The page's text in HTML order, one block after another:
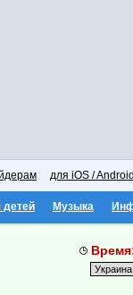
для iOS /
детей Музыка